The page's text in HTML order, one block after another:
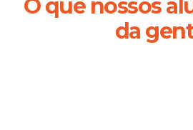
O que nossos
da